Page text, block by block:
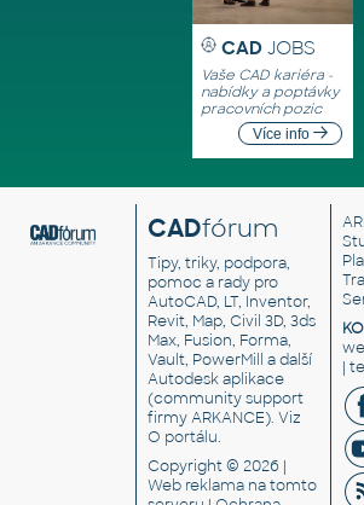
CAD JOBS
Vaše CAD kariéra -
nabídky a poptávky
pracovních pozic
Více info
CADfórum
Tipy, triky, podpora,
pomoc a rady pro
AutoCAD, LT, Inventor,
Revit, Map, Civil 3D, 3ds
Max, Fusion, Forma,
Vault, PowerMill a další
Autodesk aplikace
(community support
firmy ARKANCE). Viz
O portálu.
Copyright © 2026 |
Web reklamana tomto
|